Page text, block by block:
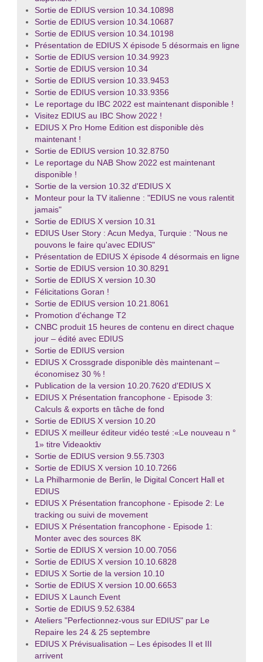
Sortie de EDIUS version 10.34.10898
Sortie de EDIUS version 10.34.10687
Sortie de EDIUS version 10.34.10198
Présentation de EDIUS X épisode 5 désormais en ligne
Sortie de EDIUS version 10.34.9923
Sortie de EDIUS version 10.34
Sortie de EDIUS version 10.33.9453
Sortie de EDIUS version 10.33.9356
Le reportage du IBC 2022 est maintenant disponible !
Visitez EDIUS au IBC Show 2022 !
EDIUS X Pro Home Edition est disponible dès
maintenant !
Sortie de EDIUS version 10.32.8750
Le reportage du NAB Show 2022 est maintenant
disponible !
Sortie de la version 10.32 d'EDIUS X
Monteur pour la TV italienne : "EDIUS ne vous ralentit
jamais"
Sortie de EDIUS X version 10.31
EDIUS User Story : Acun Medya, Turquie : "Nous ne
pouvons le faire qu'avec EDIUS"
Présentation de EDIUS X épisode 4 désormais en ligne
Sortie de EDIUS version 10.30.8291
Sortie de EDIUS X version 10.30
Félicitations Goran !
Sortie de EDIUS version 10.21.8061
Promotion d'échange T2
CNBC produit 15 heures de contenu en direct chaque
jour – édité avec EDIUS
Sortie de EDIUS version
EDIUS X Crossgrade disponible dès maintenant –
économisez 30 % !
Publication de la version 10.20.7620 d'EDIUS X
EDIUS X Présentation francophone - Episode 3:
Calculs & exports en tâche de fond
Sortie de EDIUS X version 10.20
EDIUS X meilleur éditeur vidéo testé :«Le nouveau n °
1» titre Videaoktiv
Sortie de EDIUS version 9.55.7303
Sortie de EDIUS X version 10.10.7266
La Philharmonie de Berlin, le Digital Concert Hall et
EDIUS
EDIUS X Présentation francophone - Episode 2: Le
tracking ou suivi de movement
EDIUS X Présentation francophone - Episode 1:
Monter avec des sources 8K
Sortie de EDIUS X version 10.00.7056
Sortie de EDIUS X version 10.10.6828
EDIUS X Sortie de la version 10.10
Sortie de EDIUS X version 10.00.6653
EDIUS X Launch Event
Sortie de EDIUS 9.52.6384
Ateliers "Perfectionnez-vous sur EDIUS" par Le
Repaire les 24 & 25 septembre
EDIUS X Prévisualisation – Les épisodes II et III
arrivent